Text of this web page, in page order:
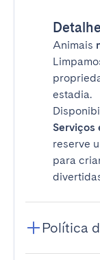
Animais
estadia.
Serviços
reserve
para
Política